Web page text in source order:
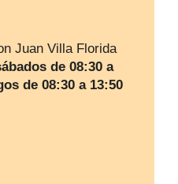
Juan Villa Florida
de 08:30 a
de 08:30 a 13:50